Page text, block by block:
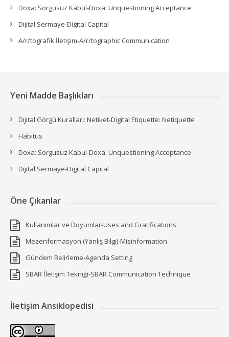
Doxa: Sorgusuz Kabul-Doxa: Unquestioning Acceptance
Dijital Sermaye-Digital Capital
A/r/tografik İletişim-A/r/tographic Communication
Yeni Madde Başlıkları
Dijital Görgü Kuralları: Netiket-Digital Etiquette: Netiquette
Habitus
Doxa: Sorgusuz Kabul-Doxa: Unquestioning Acceptance
Dijital Sermaye-Digital Capital
Öne Çıkanlar
Kullanımlar ve Doyumlar-Uses and Gratifications
Mezenformasyon (Yanlış Bilgi)-Misinformation
Gündem Belirleme-Agenda Setting
SBAR İletişim Tekniği-SBAR Communication Technique
İletişim Ansiklopedisi